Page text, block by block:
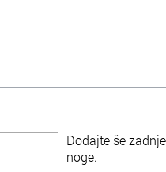
Dodajte še zadnje
noge.